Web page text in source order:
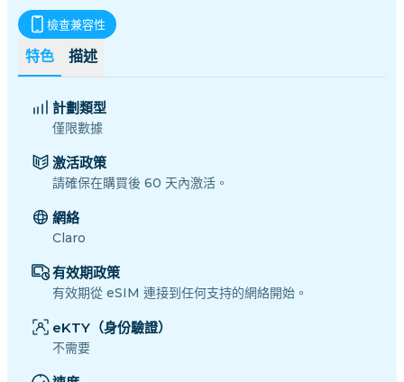
特色 描述
檢查兼容性
計劃類型
僅限數據
激活政策
請確保在購買後 60 天內激活。
網絡
Claro
有效期政策
有效期從 eSIM 連接到任何支持的網絡開始。
eKTY（身份驗證）
不需要